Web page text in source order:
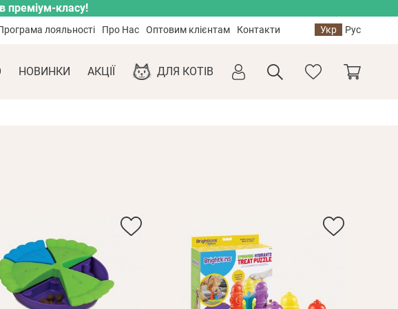
преміум-класу!
лояльності Про Нас Оптовим клієнтам Контакти Укр Рус
НОВИНКИ АКЦІЇ ДЛЯ КОТІВ